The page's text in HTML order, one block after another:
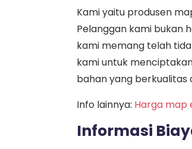
Kami yaitu produsen
Pelanggan kami bukan
kami memang telah
kami untuk
bahan yang
Info lainnya: Harga map
Informasi